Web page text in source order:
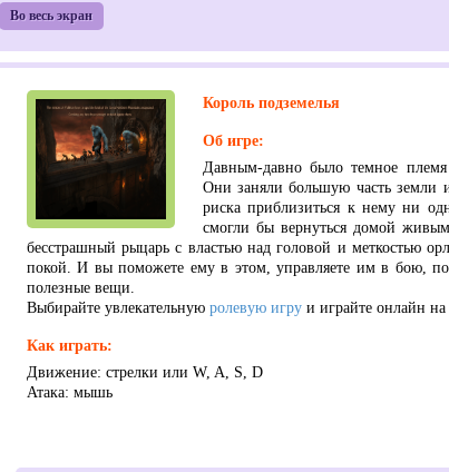
Во весь экран
Король подземелья
Об игре:
Давным-давно было темное
Они заняли большую часть земли
риска приблизиться к нему ни
смогли бы вернуться домой
бесстрашный рыцарь с властью над головой и меткостью
покой. И вы поможете ему в этом, управляете им в бою,
полезные вещи.
Выбирайте увлекательную ролевую игру и играйте онлайн
Как играть:
Движение: стрелки или W, A, S, D
Атака: мышь